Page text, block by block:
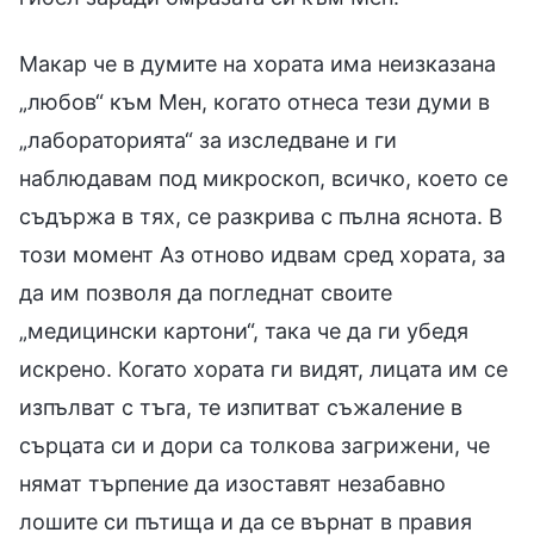
Макар че в думите на хората има неизказана
„любов“ към Мен, когато отнеса тези думи в
„лабораторията“ за изследване и ги
наблюдавам под микроскоп, всичко, което се
съдържа в тях, се разкрива с пълна яснота. В
този момент Аз отново идвам сред хората, за
да им позволя да погледнат своите
„медицински картони“, така че да ги убедя
искрено. Когато хората ги видят, лицата им се
изпълват с тъга, те изпитват съжаление в
сърцата си и дори са толкова загрижени, че
нямат търпение да изоставят незабавно
лошите си пътища и да се върнат в правия